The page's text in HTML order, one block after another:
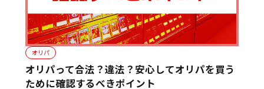
オリパ
オリパって合法？違法？安心してオリパを買う
ために確認するべきポイント